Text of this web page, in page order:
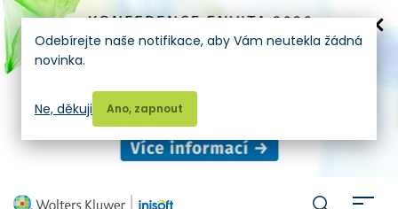
Odebírejte naše notifikace, aby Vám neutekla žádná
novinka.
Ano, zapnout
Ne, děkuji